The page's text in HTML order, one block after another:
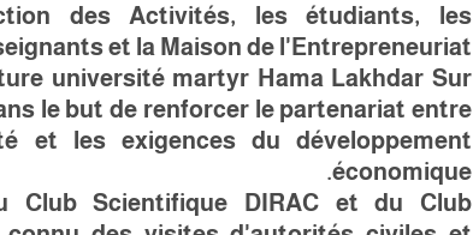
des Activités, les étudiants, les
et la Maison de l'Entrepreneuriat.
université martyr Hama Lakhdar Sur
le but de renforcer le partenariat entre
et les exigences du développement
économique.
Club Scientifique DIRAC et du Club